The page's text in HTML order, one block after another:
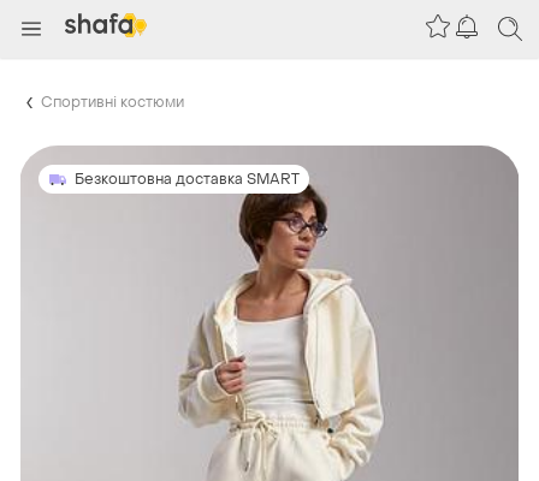
Спортивні костюми
Безкоштовна доставка SMART